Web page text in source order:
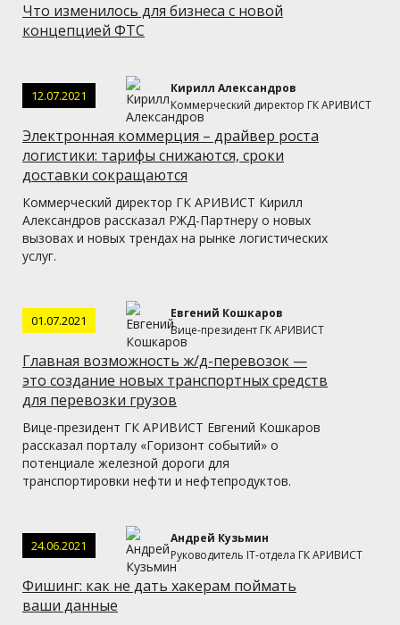
Что изменилось для бизнеса с новой
концепцией ФТС
12.07.2021
Кирилл Александров
Коммерческий директор ГК АРИВИСТ
Электронная коммерция – драйвер роста
логистики: тарифы снижаются, сроки
доставки сокращаются
Коммерческий директор ГК АРИВИСТ Кирилл
Александров рассказал РЖД-Партнеру о новых
вызовах и новых трендах на рынке логистических
услуг.
01.07.2021
Евгений Кошкаров
Вице-президент ГК АРИВИСТ
Главная возможность ж/д-перевозок —
это создание новых транспортных средств
для перевозки грузов
Вице-президент ГК АРИВИСТ Евгений Кошкаров
рассказал порталу «Горизонт событий» о
потенциале железной дороги для
транспортировки нефти и нефтепродуктов.
24.06.2021
Андрей Кузьмин
Руководитель IT-отдела ГК АРИВИСТ
Фишинг: как не дать хакерам поймать
ваши данные